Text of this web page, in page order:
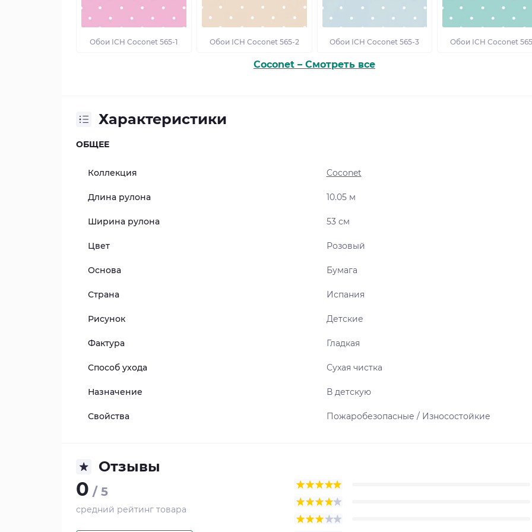
Обои ICH Coconet 565-1 Обои ICH Coconet 565-2 Обои ICH Coconet 565-3 Обои ICH Coconet
Coconet – Смотреть все
Характеристики
ОБЩЕЕ
Коллекция Coconet
Длина рулона 10.05 м
Ширина рулона 53 см
Цвет Розовый
Основа Бумага
Страна Испания
Рисунок Детские
Фактура Гладкая
Способ ухода Сухая чистка
Назначение В детскую
Свойства Пожаробезопасные / Износостойкие
Отзывы
0 / 5
средний рейтинг товара